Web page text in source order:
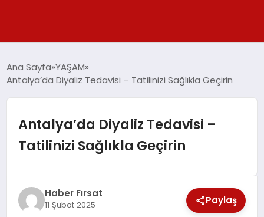
SPOR
YAŞAM
TEKNOLOJİ
EKONOMİ
Ana Sayfa YAŞAM
Antalya’da Diyaliz Tedavisi – Tatilinizi Sağlıkla Geçirin
Antalya’da Diyaliz Tedavisi –
Tatilinizi Sağlıkla Geçirin
Haber Fırsat
11 Şubat 2025 Paylaş